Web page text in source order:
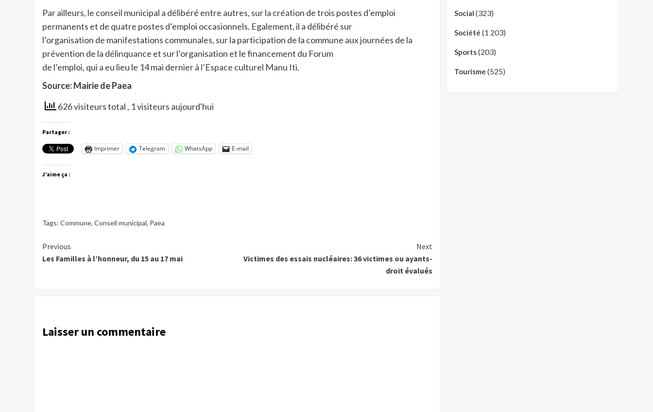
Par ailleurs, le conseil municipal a délibéré entre autres, sur la création de trois postes d’emploi
permanents et de quatre postes d’emploi occasionnels. Egalement, il a délibéré sur
l’organisation de manifestations communales, sur la participation de la commune aux journées de la
prévention de la délinquance et sur l’organisation et le financement du Forum
de l’emploi, qui a eu lieu le 14 mai dernier à l’Espace culturel Manu Iti.
Source: Mairie de Paea
626 visiteurs total , 1 visiteurs aujourd'hui
Partager :
Imprimer Telegram WhatsApp E-mail
J’aime ça :
Tags: Commune, Conseil municipal, Paea
Continue
Reading
Previous
Les Familles à l’honneur, du 15 au 17 mai
Next
Victimes des essais nucléaires: 36 victimes ou ayants-
droit évalués
Laisser un commentaire
Social (323)
Société (1 203)
Sports(203)
Tourisme (525)